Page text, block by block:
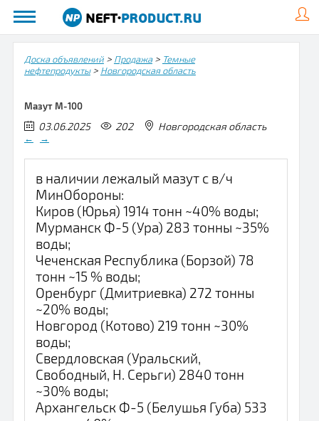
Доска объявлений> Продажа> Темные
нефтепродукты> Новгородская область
Мазут М-100
03.06.2025 202 Новгородская область
← →
в наличии лежалый мазут с в/ч
МинОбороны:
Киров (Юрья) 1914 тонн ~40% воды;
Мурманск Ф-5 (Ура) 283 тонны ~35%
воды;
Чеченская Республика (Борзой) 78
тонн ~15 % воды;
Оренбург (Дмитриевка) 272 тонны
~20% воды;
Новгород (Котово) 219 тонн ~30%
воды;
Свердловская (Уральский,
Свободный, Н. Серьги) 2840 тонн
~30% воды;
Архангельск Ф-5 (Белушья Губа) 533